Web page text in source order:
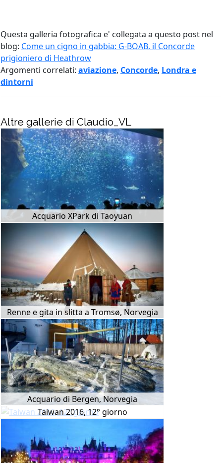
Questa galleria fotografica e' collegata a questo post nel
blog: Come un cigno in gabbia: G-BOAB, il Concorde
prigioniero di Heathrow
Argomenti correlati: aviazione, Concorde, Londra e
dintorni
Altre gallerie di Claudio_VL
Acquario XPark di Taoyuan
Renne e gita in slitta a Tromsø, Norvegia
Acquario di Bergen, Norvegia
Taiwan 2016, 12° giorno